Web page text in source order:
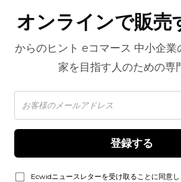
オンラインで販売
からのヒント eコマース 中小企業
家を目指す人のための専
Ecwidニュースレターを受け取ることに同意